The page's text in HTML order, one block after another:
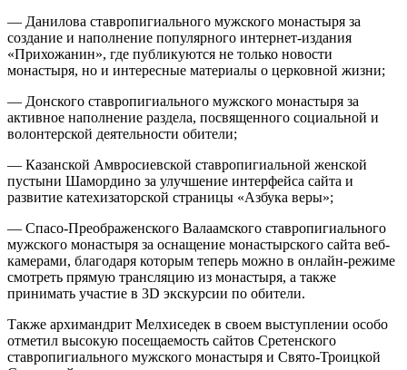
― Данилова ставропигиального мужского монастыря за
создание и наполнение популярного интернет-издания
«Прихожанин», где публикуются не только новости
монастыря, но и интересные материалы о церковной жизни;
― Донского ставропигиального мужского монастыря за
активное наполнение раздела, посвященного социальной и
волонтерской деятельности обители;
― Казанской Амвросиевской ставропигиальной женской
пустыни Шамордино за улучшение интерфейса сайта и
развитие катехизаторской страницы «Азбука веры»;
― Спасо-Преображенского Валаамского ставропигиального
мужского монастыря за оснащение монастырского сайта веб-
камерами, благодаря которым теперь можно в онлайн-режиме
смотреть прямую трансляцию из монастыря, а также
принимать участие в 3D экскурсии по обители.
Также архимандрит Мелхиседек в своем выступлении особо
отметил высокую посещаемость сайтов Сретенского
ставропигиального мужского монастыря и Свято-Троицкой